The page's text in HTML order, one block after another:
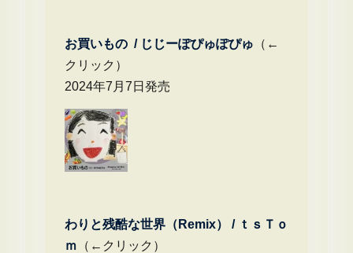
お買いもの / じじーぽぴゅぽぴゅ （←
クリック）
2024年7月7日発売
わりと残酷な世界（Remix） / ｔｓＴｏ
ｍ （←クリック）